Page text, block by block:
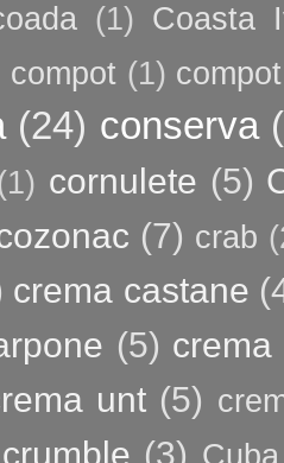
(1) Coasta
compot (1)
(24) conserva
cornulete (5)
(7) crab
crema castane
(5) crema
unt (5)
crumble (3)